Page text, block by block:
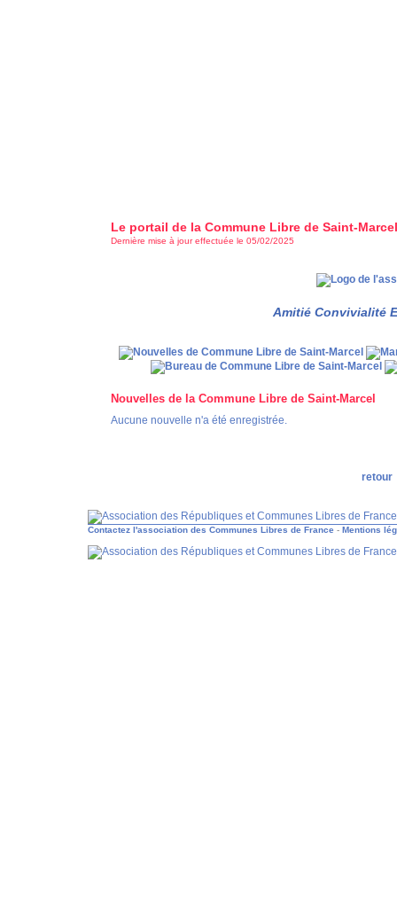
Le portail de la Commune Libre de Saint-Marcel
Dernière mise à jour effectuée le 05/02/2025
Amitié Convivialité
Nouvelles de la Commune Libre de Saint-Marcel
Aucune nouvelle n'a été enregistrée.
retour
Contactez l'association des Communes Libres de France - Mentions